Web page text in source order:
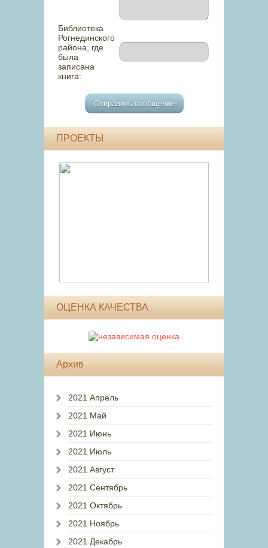
Библиотека
Рогнединского
района, где
была
записана
книга:
ПРОЕКТЫ
ОЦЕНКА КАЧЕСТВА
Архив
2021 Апрель
2021 Май
2021 Июнь
2021 Июль
2021 Август
2021 Сентябрь
2021 Октябрь
2021 Ноябрь
2021 Декабрь